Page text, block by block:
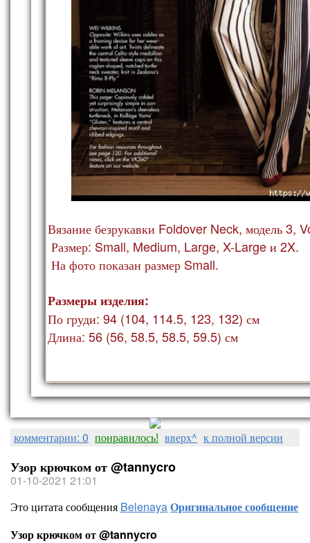
Вязание безрукавки Foldover Neck, модель 3,
Размер: Small, Medium, Large, X-Large и 2X.
На фото показан размер Small.
Размеры изделия:
По груди: 94 (104, 114.5, 123, 132) см
Длина: 56 (56, 58.5, 58.5, 59.5) см
комментарии: 0 понравилось! вверх^ к полной версии
Узор крючком от @tannycro
01-10-2021 21:01
Это цитата сообщения BelenayaОригинальное сообщение
Узор крючком от @tannycro